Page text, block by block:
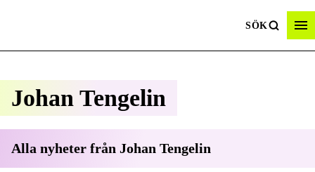
SÖK
Johan Tengelin
Alla nyheter från Johan Tengelin